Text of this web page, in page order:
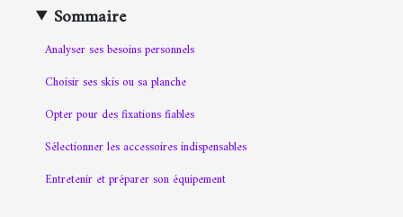
Sommaire
Analyser ses besoins personnels
Choisir ses skis ou sa planche
Opter pour des fixations fiables
Sélectionner les accessoires indispensables
Entretenir et préparer son équipement